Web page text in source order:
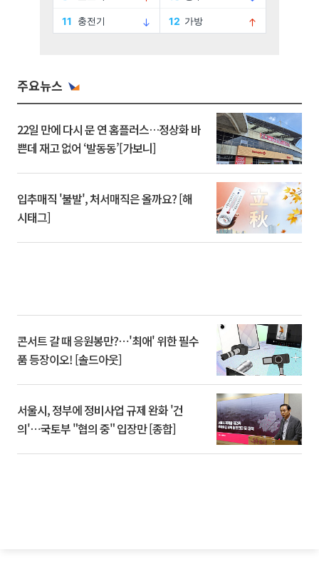
주요뉴스
22일 만에 다시 문 연 홈플러스…정상화 바
쁜데 재고 없어 ‘발동동’[가보니]
입추매직 '불발', 처서매직은 올까요? [해
시태그]
콘서트 갈 때 응원봉만?⋯'최애' 위한 필수
품 등장이오! [솔드아웃]
서울시, 정부에 정비사업 규제 완화 '건
의'⋯국토부 "협의 중" 입장만 [종합]